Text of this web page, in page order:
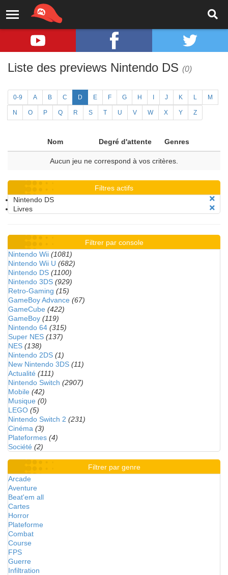
Liste des previews Nintendo DS (0)
0-9 A B C D E F G H J K L M
N O P Q R S T U V W X Y Z
Nom Degré d'attente Genres
Aucun jeu ne correspond à vos critères.
Filtres actifs
Nintendo DS
Livres
Filtrer par console
Nintendo Wii (1081)
Nintendo Wii U (682)
Nintendo DS (1100)
Nintendo 3DS (929)
Retro-Gaming (15)
GameBoy Advance (67)
GameCube (422)
GameBoy (119)
Nintendo 64 (315)
Super NES (137)
NES (138)
Nintendo 2DS (1)
New Nintendo 3DS (11)
Actualité (111)
Nintendo Switch (2907)
Mobile (42)
Musique (0)
LEGO (5)
Nintendo Switch 2 (231)
Cinéma (3)
Plateformes (4)
Société (2)
Filtrer par genre
Arcade
Aventure
Beat'em all
Cartes
Horror
Plateforme
Combat
Course
FPS
Guerre
Infiltration